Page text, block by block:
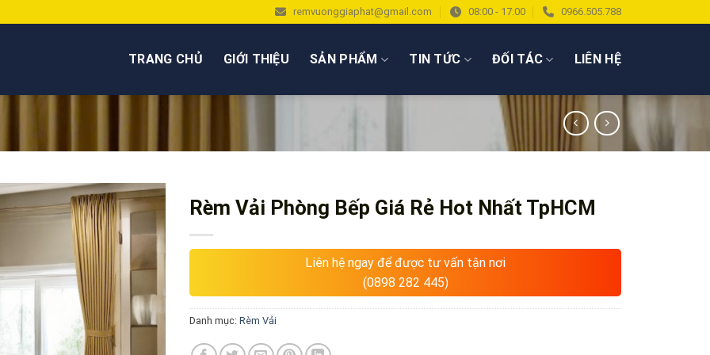
remvuonggiaphat@gmail.com 08:00 - 17:00 0966.505.788
TRANG CHỦ GIỚI THIỆU SẢN PHẨM TIN TỨC ĐỐI TÁC LIÊN HỆ
Rèm Vải Phòng Bếp Giá Rẻ Hot Nhất TpHCM
Liên hệ ngay để được tư vấn tận nơi
(0898 282 445)
Danh mục: Rèm Vải